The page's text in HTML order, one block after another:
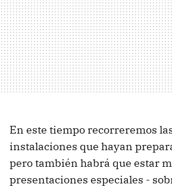
En este tiempo recorreremos
instalaciones que hayan
pero también habrá que estar
presentaciones especiales -